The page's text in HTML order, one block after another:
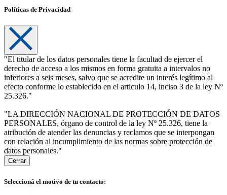
Políticas de Privacidad
"El titular de los datos personales tiene la facultad de ejercer el
derecho de acceso a los mismos en forma gratuita a intervalos no
inferiores a seis meses, salvo que se acredite un interés legítimo al
efecto conforme lo establecido en el articulo 14, inciso 3 de la ley Nº
25.326."
"LA DIRECCIÓN NACIONAL DE PROTECCIÓN DE DATOS
PERSONALES, órgano de control de la ley Nº 25.326, tiene la
atribución de atender las denuncias y reclamos que se interpongan
con relación al incumplimiento de las normas sobre protección de
datos personales."
Cerrar
Seleccioná el motivo de tu contacto: